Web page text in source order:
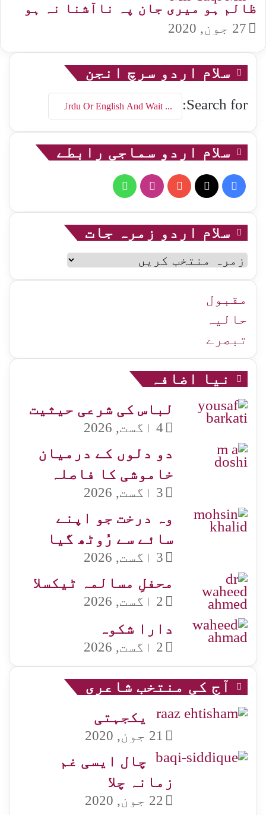
ظالم ہو میری جان پہ ناآشنا نہ ہو
27 جون, 2020
سلام اردو سرچ انجن
Search for:
سلام اردو سماجی رابطے
Facebook
YouTube
Instagram
WhatsApp
سلام اردو زمرہ جات
سلام
اردو
زمرہ
جات
مقبول
حالیہ
تبصرے
نیا اضافہ
لباس کی شرعی حیثیت
4 اگست, 2026
دو دلوں کے درمیان
خاموشی کا فاصلہ
3 اگست, 2026
وہ درخت جو اپنے
سائے سے رُوٹھ گیا
3 اگست, 2026
محفلِ مسالمہ ٹیکسلا
2 اگست, 2026
دارا شکوہ
2 اگست, 2026
آج کی منتخب شاعری
یکجہتی
21 جون, 2020
چال ایسی غم
زمانہ چلا
22 جون, 2020